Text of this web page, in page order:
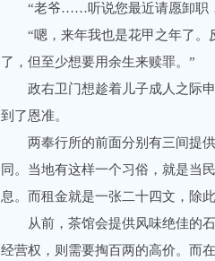
“老爷……听说您最近请愿卸职，
“嗯，来年我也是花甲之年了。
了，但至少想要用余生来赎罪。”
政右卫门想趁着儿子成人之际申
到了恩准。
两奉行所的前面分别有三间提供
同。当地有这样一个习俗，就是当
息。而租金就是一张二十四文，除
从前，茶馆会提供风味绝佳的石
经营权，则需要掏百两的高价。而